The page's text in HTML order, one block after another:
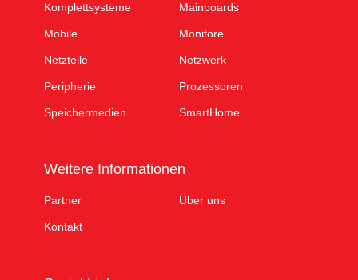
Komplettsysteme Mainboards
Mobile Monitore
Netzteile Netzwerk
Peripherie Prozessoren
Speichermedien SmartHome
Weitere Informationen
Partner Über uns
Kontakt